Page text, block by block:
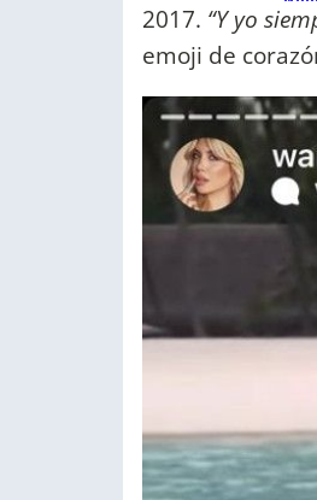
2017. “Y yo
emoji de